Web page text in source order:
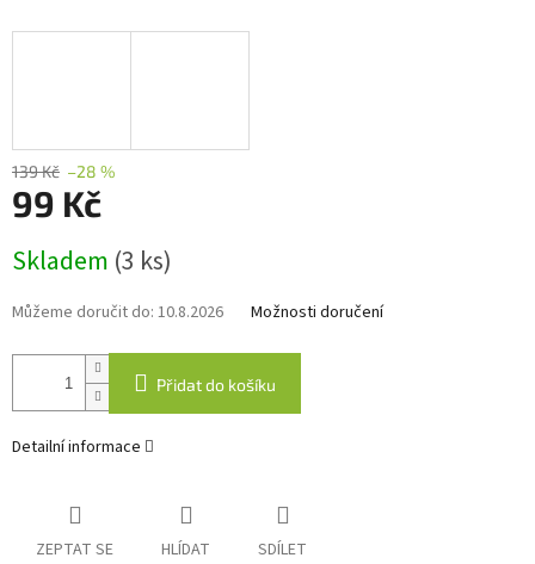
139 Kč –28 %
99 Kč
cena:
Skladem (3 ks)
Můžeme doručit do: 10.8.2026 Možnosti doručení
Přidat do košíku
Detailní informace
ZEPTAT SE HLÍDAT SDÍLET